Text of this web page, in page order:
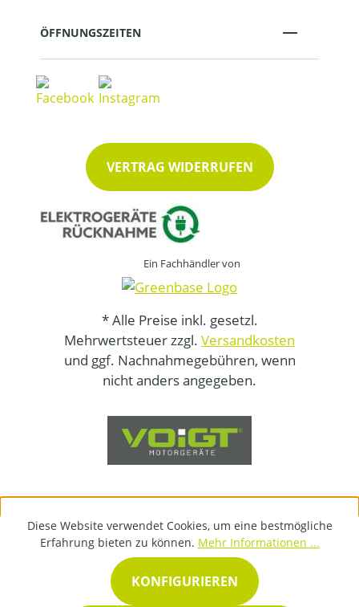
ÖFFNUNGSZEITEN
VERTRAG WIDERRUFEN
Ein Fachhändler von
* Alle Preise inkl. gesetzl.
Mehrwertsteuer zzgl. Versandkosten
und ggf. Nachnahmegebühren, wenn
nicht anders angegeben.
Diese Website verwendet Cookies, um eine bestmögliche
Erfahrung bieten zu können. Mehr Informationen ...
KONFIGURIEREN